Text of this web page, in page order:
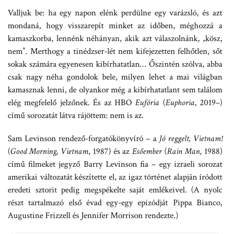
Valljuk be: ha egy napon elénk perdülne egy varázsló, és azt
mondaná, hogy visszarepít minket az időben, méghozzá a
kamaszkorba, lennénk néhányan, akik azt válaszolnánk, „kösz,
nem”. Merthogy a tinédzser-lét nem kifejezetten felhőtlen, sőt
sokak számára egyenesen kibírhatatlan… Őszintén szólva, abba
csak nagy néha gondolok bele, milyen lehet a mai világban
kamasznak lenni, de olyankor még a kibírhatatlant sem találom
elég megfelelő jelzőnek. És az HBOEufória (Euphoria, 2019–)
című sorozatát látva rájöttem: nem is az.
Sam Levinson rendező-forgatókönyvíró – a Jó reggelt, Vietnam!
(Good Morning, Vietnam, 1987) és azEsőember(Rain Man, 1988)
című filmeket jegyző Barry Levinson fia – egy izraeli sorozat
amerikai változatát készítette el, az igaz történet alapján íródott
eredeti sztorit pedig megspékelte saját emlékeivel. (A nyolc
részt tartalmazó első évad egy-egy epizódját Pippa Bianco,
Augustine Frizzell és Jennifer Morrison rendezte.)